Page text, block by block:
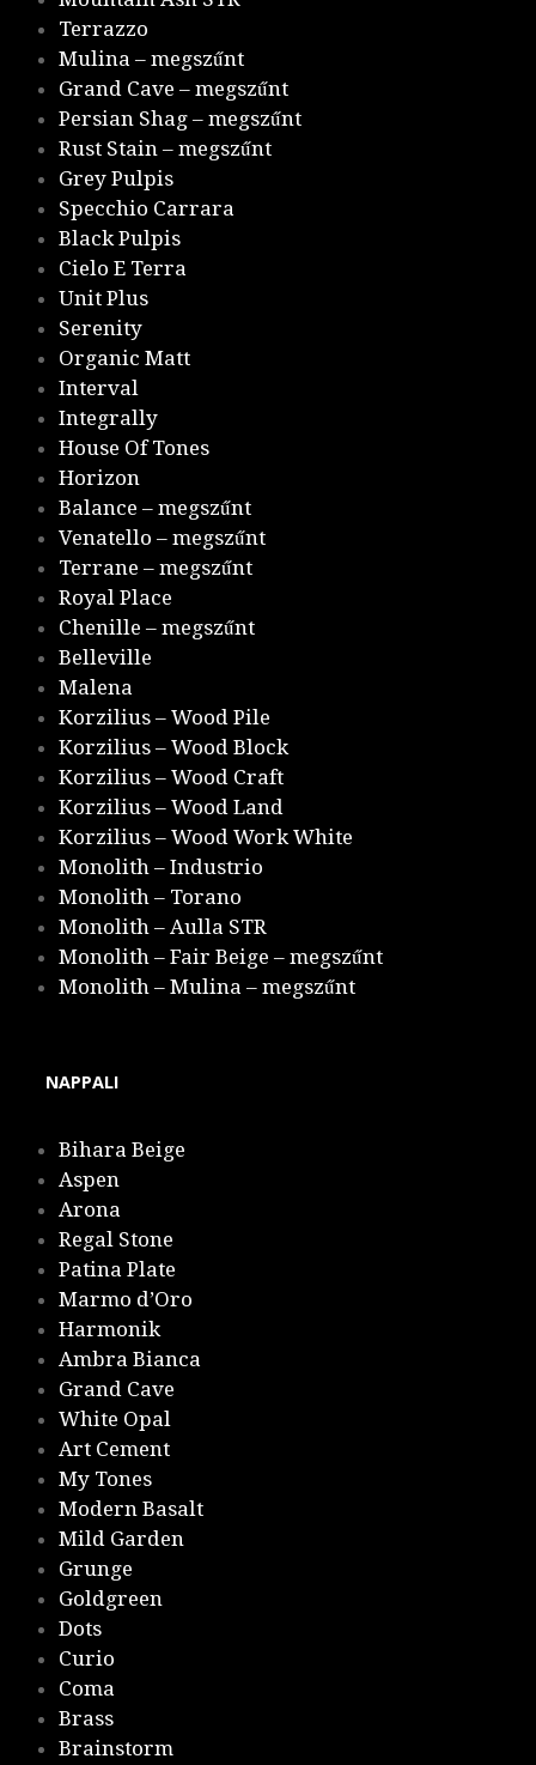
Terrazzo
Mulina – megszűnt
Grand Cave – megszűnt
Persian Shag – megszűnt
Rust Stain – megszűnt
Grey Pulpis
Specchio Carrara
Black Pulpis
Cielo E Terra
Unit Plus
Serenity
Organic Matt
Interval
Integrally
House Of Tones
Horizon
Balance – megszűnt
Venatello – megszűnt
Terrane – megszűnt
Royal Place
Chenille – megszűnt
Belleville
Malena
Korzilius – Wood Pile
Korzilius – Wood Block
Korzilius – Wood Craft
Korzilius – Wood Land
Korzilius – Wood Work White
Monolith – Industrio
Monolith – Torano
Monolith – Aulla STR
Monolith – Fair Beige – megszűnt
Monolith – Mulina – megszűnt
NAPPALI
Bihara Beige
Aspen
Arona
Regal Stone
Patina Plate
Marmo d’Oro
Harmonik
Ambra Bianca
Grand Cave
White Opal
Art Cement
My Tones
Modern Basalt
Mild Garden
Grunge
Goldgreen
Dots
Curio
Coma
Brass
Brainstorm